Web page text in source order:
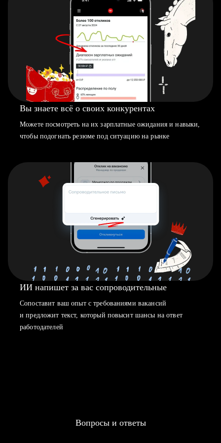
Вы знаете всё о своих конкурентах
Можете посмотреть на их зарплатные ожидания и навыки,
чтобы подогнать резюме под ситуацию на рынке
ИИ напишет за вас сопроводительные
Сопоставит ваш опыт с требованиями вакансий
и предложит текст, который повысит шансы на ответ
работодателей
Вопросы и ответы